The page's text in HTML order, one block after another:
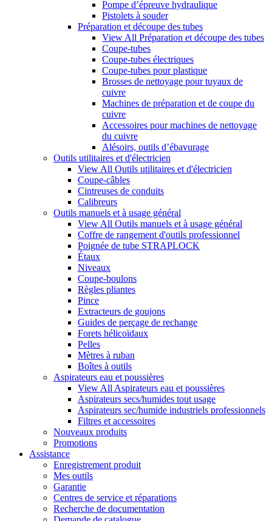
Pompe d’épreuve hydraulique
Pistolets à souder
Préparation et découpe des tubes
View All Préparation et découpe des tubes
Coupe-tubes
Coupe-tubes électriques
Coupe-tubes pour plastique
Brosses de nettoyage pour tuyaux de
cuivre
Machines de préparation et de coupe du
cuivre
Accessoires pour machines de nettoyage
du cuivre
Alésoirs, outils d’ébavurage
Outils utilitaires et d'électricien
View All Outils utilitaires et d'électricien
Coupe-câbles
Cintreuses de conduits
Calibreurs
Outils manuels et à usage général
View All Outils manuels et à usage général
Coffre de rangement d'outils professionnel
Poignée de tube STRAPLOCK
Étaux
Niveaux
Coupe-boulons
Règles pliantes
Pince
Extracteurs de goujons
Guides de perçage de rechange
Forets hélicoïdaux
Pelles
Mètres à ruban
Boîtes à outils
Aspirateurs eau et poussières
View All Aspirateurs eau et poussières
Aspirateurs secs/humides tout usage
Aspirateurs sec/humide industriels professionnels
Filtres et accessoires
Nouveaux produits
Promotions
Assistance
Enregistrement produit
Mes outils
Garantie
Centres de service et réparations
Recherche de documentation